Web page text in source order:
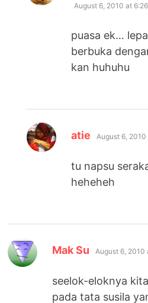
August 6, 2010 at
puasa ek…
berbuka
kan huhuhu
atie says:
August 6,
tu napsu
heheheh
Mak Su says:
August 6, 2010
seelok-eloknya
pada tata susila